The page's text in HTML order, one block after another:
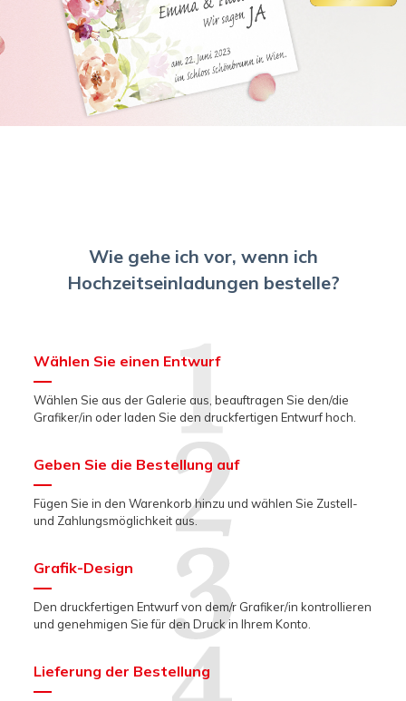
Wie gehe ich vor, wenn ich
Hochzeitseinladungen bestelle?
Wählen Sie einen Entwurf
Wählen Sie aus der Galerie aus, beauftragen Sie den/die
Grafiker/in oder laden Sie den druckfertigen Entwurf hoch.
Geben Sie die Bestellung auf
Fügen Sie in den Warenkorb hinzu und wählen Sie Zustell-
und Zahlungsmöglichkeit aus.
Grafik-Design
Den druckfertigen Entwurf von dem/r Grafiker/in kontrollieren
und genehmigen Sie für den Druck in Ihrem Konto.
Lieferung der Bestellung